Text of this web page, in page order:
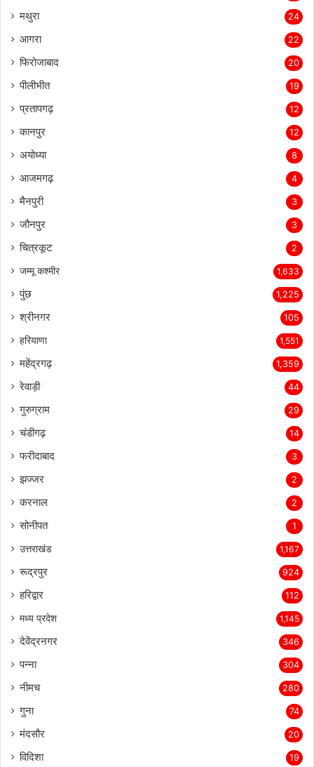
मथुरा 24
आगरा 22
फिरोजाबाद 20
पीलीभीत 19
प्रतापगढ़ 12
कानपुर 12
अयोध्या 8
आजमगढ़ 4
मैनपुरी 3
जौनपुर 3
चित्रकूट 2
जम्मू कश्मीर 1,633
पुंछ 1,225
श्रीनगर 105
हरियाणा 1,551
महेंद्रगढ़ 1,359
रेवाड़ी 44
गुरुग्राम 29
चंडीगढ़ 14
फरीदाबाद 3
झज्जर 2
करनाल 2
सोनीपत 1
उत्तराखंड 1,167
रूद्रपुर 924
हरिद्वार 112
मध्य प्रदेश 1,145
देवेंद्रनगर 346
पन्ना 304
नीमच 280
गुना 74
मंदसौर 20
विदिशा 19